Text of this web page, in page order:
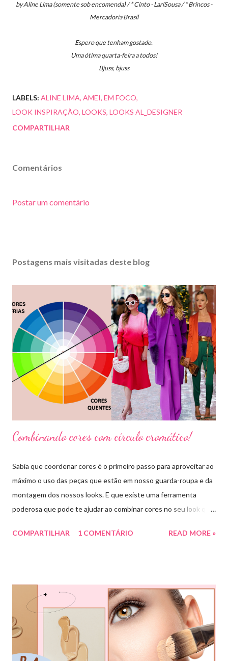
by Aline Lima (somente sob encomenda) / * Cinto - LariSousa / * Brincos -
Mercadoria Brasil
Espero que tenham gostado.
Uma ótima quarta-feira a todos!
Bjuss, bjuss
LABELS: ALINE LIMA AMEI EM FOCO
LOOK INSPIRAÇÃO LOOKS LOOKS AL_DESIGNER
COMPARTILHAR
Comentários
Postar um comentário
Postagens mais visitadas deste blog
Combinando cores com círculo cromático!
Sabia que coordenar cores é o primeiro passo para aproveitar ao
máximo o uso das peças que estão em nosso guarda-roupa e da
montagem dos nossos looks. E que existe uma ferramenta
poderosa que pode te ajudar ao combinar cores no seu look que
divido em 12 pedaços, onde cada um pedaço apresenta uma cor,
para nossos looks criando produções incríveis. Essa ferramenta
é super usada por profissionais da moda, porém qualquer pessoa
pode usar e garanto pra vocês que ajuda muitooo! Bora conferir
algumas das combinações de cores que podemos fazer com o
círculo cromático: COMBINAÇÃO MONOCROMÁTICA: uma
COMPARTILHAR 1 COMENTÁRIO READ MORE »